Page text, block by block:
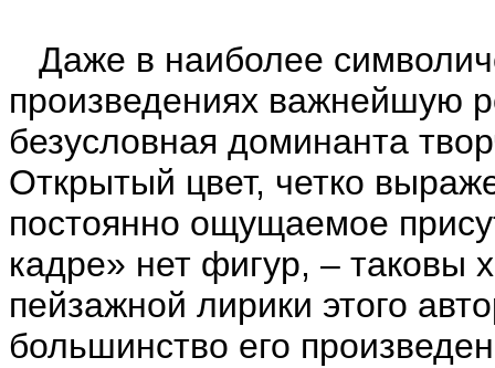
Даже в наиболее
произведениях важнейшую
безусловная доминанта
Открытый цвет, четко
постоянно ощущаемое
кадре» нет фигур, – таковы
пейзажной лирики этого
большинство его